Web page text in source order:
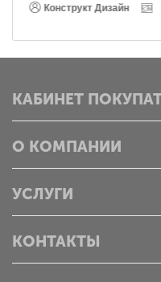
Конструкт Дизайн
КАБИНЕТ
О КОМПАНИИ
УСЛУГИ
КОНТАКТЫ